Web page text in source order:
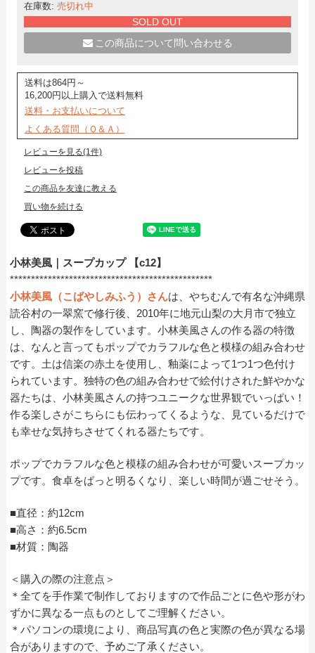
在庫数: 売切れ中
SOLD OUT
この商品について問い合わせる
送料は864円～
16,200円以上購入で送料無料
送料・お支払いについて
よくある質問（Ｑ＆Ａ）
レビューを見る(1件)
レビューを投稿
この商品を友達に教える
買い物を続ける
小林美風｜スープカップ 【c12】
************************************************
小林美風（こばやしみふう）さんは、やちむんで有名な沖縄県
読谷村の一翠窯で修行後、2010年に地元山梨の大月市で独立
し、陶器の製作をしています。小林美風さんの作る器の特徴
は、なんと言ってもポップでカラフルな色と模様の組み合わせ
です。土は信楽の赤土を使用し、釉薬によって1つ1つ色付け
られています。独特の色の組み合わせで絵付けされた鮮やかな
器たちは、小林美風さんの持つユニークな世界観でいっぱい！
作る楽しさがこちらにも伝わってくるような、見ているだけで
も幸せな気持ちさせてくれる器たちです。
ポップでカラフルな色と模様の組み合わせが可愛いスープカッ
プです。食卓をぱっと明るくなり、楽しい時間が過ごせそう。
■直径：約12cm
■高さ：約6.5cm
■材質：陶器
＜購入の際の注意点＞
＊全てを手作業で制作しておりますので作品ごとに色や形がわ
ずかに異なる一点ものとしてご理解ください。
＊パソコンの環境により、商品写真の色と実際の色が異なる場
合がありますので、予めご了承ください。